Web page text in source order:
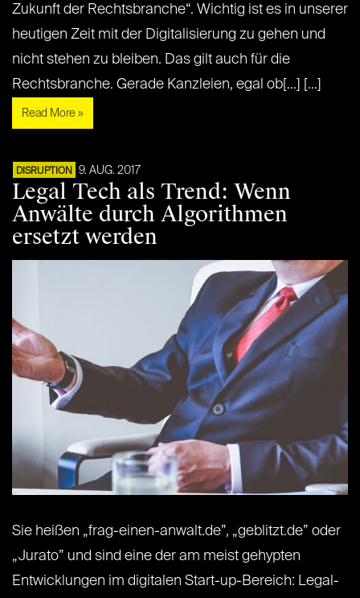
Zukunft der Rechtsbranche“. Wichtig ist es in unserer
heutigen Zeit mit der Digitalisierung zu gehen und
nicht stehen zu bleiben. Das gilt auch für die
Rechtsbranche. Gerade Kanzleien, egal ob[...] [...]
Read More »
DISRUPTION 9. AUG. 2017
Legal Tech als Trend: Wenn
Anwälte durch Algorithmen
ersetzt werden
Sie heißen „frag-einen-anwalt.de”, „geblitzt.de” oder
„Jurato” und sind eine der am meist gehypten
Entwicklungen im digitalen Start-up-Bereich: Legal-